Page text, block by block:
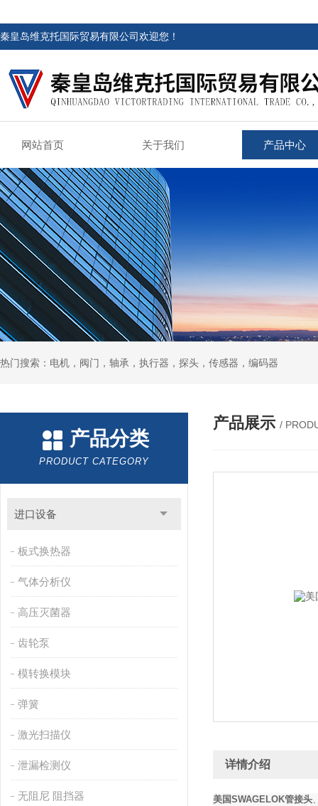
秦皇岛维克托国际贸易有限公司欢迎您！
网站首页 关于我们 产品中心
热门搜索：电机，阀门，轴承，执行器，探头，传感器，编码器
产品分类
PRODUCT CATEGORY
进口设备
板式换热器
气体分析仪
高压灭菌器
齿轮泵
模转换模块
弹簧
激光扫描仪
泄漏检测仪
无阻尼 阻挡器
产品展示 /
详情介绍
美国SWAGELOK管接头